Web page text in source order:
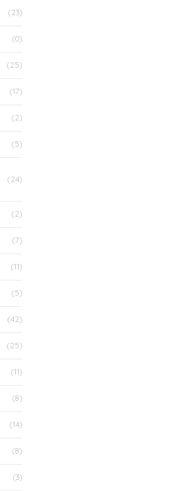
(23)
(0)
(25)
(17)
(2)
(5)
(24)
(2)
(7)
(11)
(5)
(42)
(25)
(11)
(8)
(14)
(8)
(3)